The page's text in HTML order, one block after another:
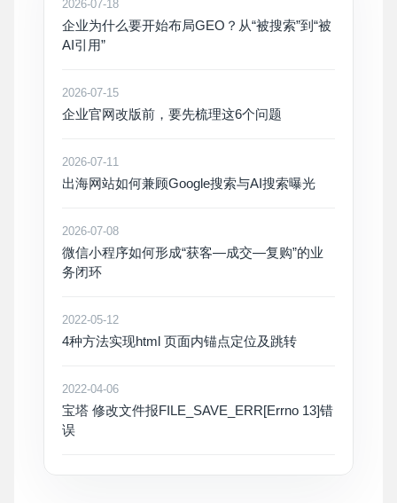
2026-07-18
企业为什么要开始布局GEO？从“被搜索”到“被
AI引用”
2026-07-15
企业官网改版前，要先梳理这6个问题
2026-07-11
出海网站如何兼顾Google搜索与AI搜索曝光
2026-07-08
微信小程序如何形成“获客—成交—复购”的业
务闭环
2022-05-12
4种方法实现html 页面内锚点定位及跳转
2022-04-06
宝塔 修改文件报FILE_SAVE_ERR[Errno 13]错
误